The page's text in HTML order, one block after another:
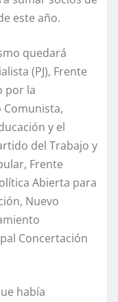
este año.
quedará
(PJ), Frente
por la
Comunista,
y el
del Trabajo y
Frente
Abierta para
Nuevo
Concertación
había